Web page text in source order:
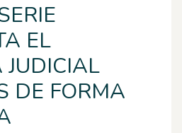
EL
JUDICIAL
DE FORMA